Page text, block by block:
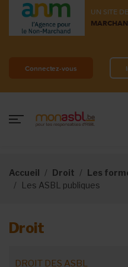
UN SITE DE
Connectez-vous
Accueil Droit
Les
Les ASBL publiques
Droit
DROIT DES ASBL